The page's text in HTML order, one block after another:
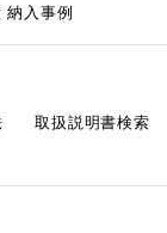
納入事例
取扱説明書検索